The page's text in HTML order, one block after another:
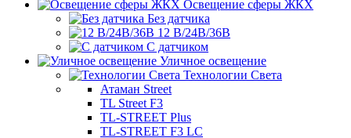
Освещение сферы ЖКХ
Без датчика
12 В/24В/36В
С датчиком
Уличное освещение
Технологии Света
Атаман Street
TL Street F3
TL-STREET Plus
TL-STREET F3 LC